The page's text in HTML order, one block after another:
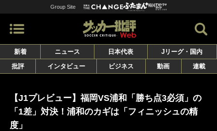
Group Site
新着 ニュース 日本代表
Jリーグ・国内
批評
インタビュー ビジネス 動画 連載
【J1プレビュー】福岡VS浦和「勝ち点3必須」の
「1差」対決！浦和のカギは「フィニッシュの精
度」